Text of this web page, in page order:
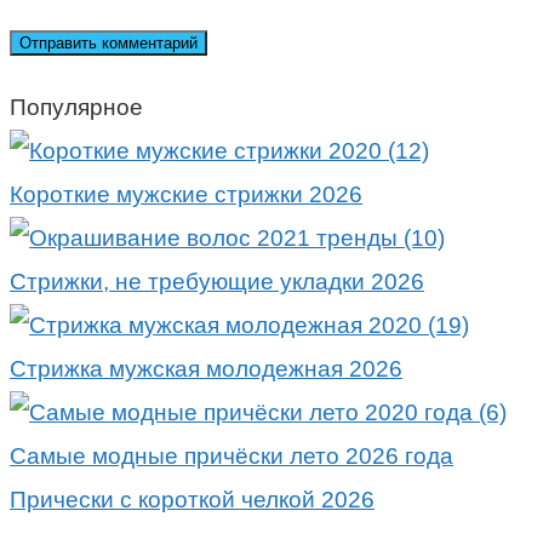
Популярное
Короткие мужские стрижки 2026
Стрижки, не требующие укладки 2026
Стрижка мужская молодежная 2026
Самые модные причёски лето 2026 года
Прически с короткой челкой 2026